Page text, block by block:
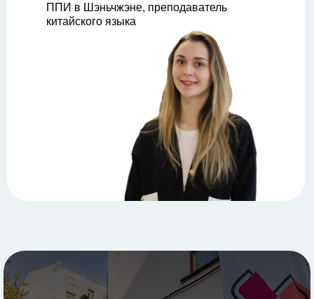
ППИ в Шэньчжэне, преподаватель
китайского языка